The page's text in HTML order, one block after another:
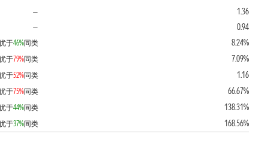
—
1.36
—
0.94
于46%同类
8.24%
于79%同类
7.09%
于52%同类
1.16
于75%同类
66.67%
于44%同类
138.31%
于37%同类 168.56%